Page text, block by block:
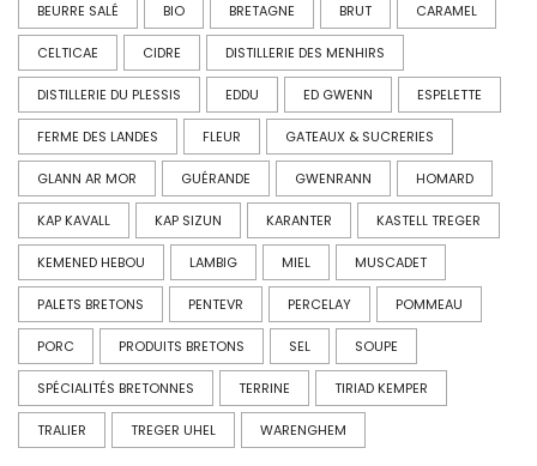
BEURRE SALÉ BIO BRETAGNE BRUT CARAMEL
CELTICAE CIDRE DISTILLERIE DES MENHIRS
DISTILLERIE DU PLESSIS EDDU ED GWENN ESPELETTE
FERME DES LANDES FLEUR GATEAUX & SUCRERIES
GLANN AR MOR GUÉRANDE GWENRANN HOMARD
KAP KAVALL KAP SIZUN KARANTER KASTELL TREGER
KEMENED HEBOU LAMBIG MIEL MUSCADET
PALETS BRETONS PENTEVR PERCELAY POMMEAU
PORC PRODUITS BRETONS SEL SOUPE
SPÉCIALITÉS BRETONNES TERRINE TIRIAD KEMPER
TRALIER TREGER UHEL WARENGHEM